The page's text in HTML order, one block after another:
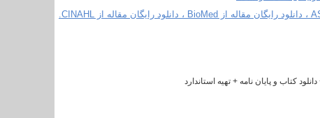
کتاب و پایان نامه + تهیه استاندارد